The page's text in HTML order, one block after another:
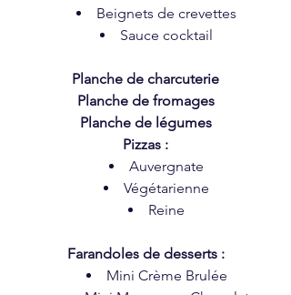
Beignets de crevettes
Sauce cocktail
Planche de charcuterie
Planche de fromages
Planche de légumes
Pizzas :
Auvergnate
Végétarienne
Reine
Farandoles de desserts :
Mini Crème Brulée